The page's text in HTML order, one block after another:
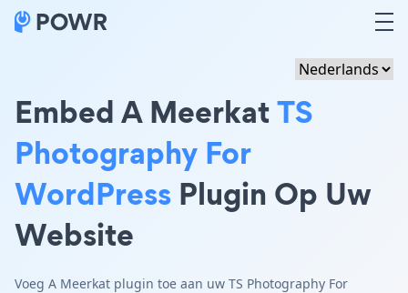
Embed A MeerkatTS
Photography For
WordPress Plugin Op Uw
Website
Voeg A Meerkat plugin toe aan uw TS Photography For